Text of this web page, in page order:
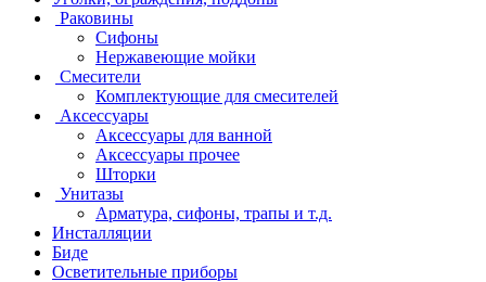
Раковины
Сифоны
Нержавеющие мойки
Смесители
Комплектующие для смесителей
Аксессуары
Аксессуары для ванной
Аксессуары прочее
Шторки
Унитазы
Арматура, сифоны, трапы и т.д.
Инсталляции
Биде
Осветительные приборы